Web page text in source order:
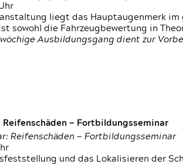
liegt das Hauptaugenmerk
sowohl die Fahrzeugbewertung in
Ausbildungsgang dient zur
Reifenschäden — Fortbildungsseminar
Reifenschäden — Fortbildungsseminar
und das Lokalisieren der